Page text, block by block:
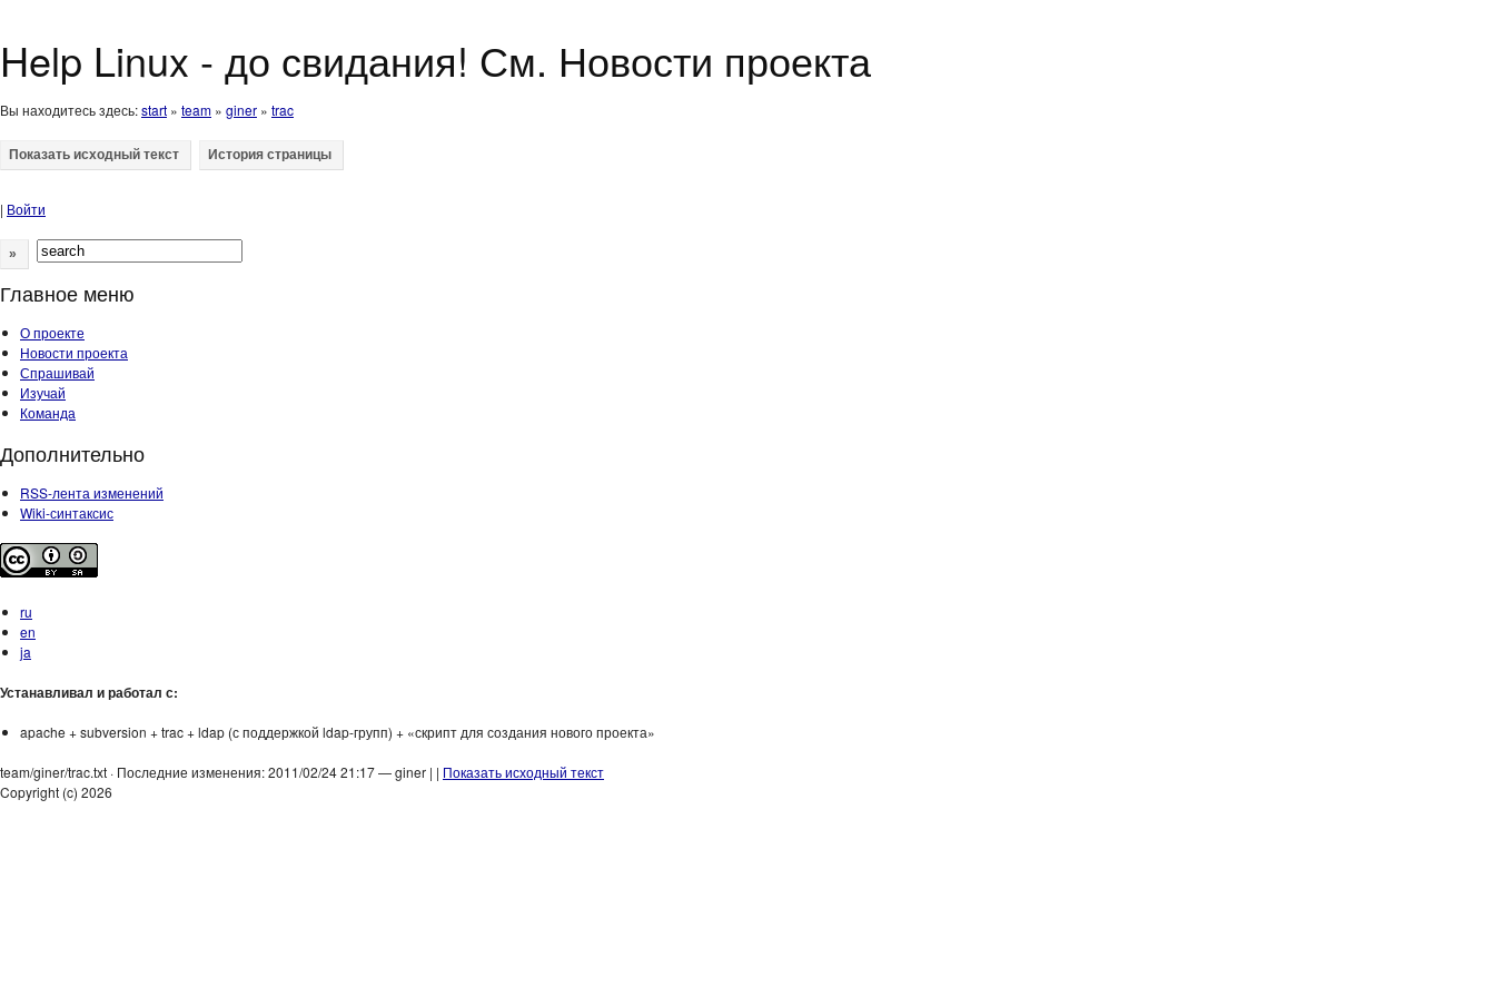
Help Linux - до свидания! См. Новости проекта
Вы находитесь здесь:start » team » giner » trac
| Войти
»
Главное меню
О проекте
Новости проекта
Спрашивай
Изучай
Команда
Дополнительно
RSS-лента изменений
Wiki-синтаксис
ru
en
ja
Устанавливал и работал с:
apache + subversion + trac + ldap (с поддержкой ldap-групп) + «скрипт для создания нового проекта»
team/giner/trac.txt · Последние изменения: 2011/02/24 21:17 — giner | | Показать исходный текст
Copyright (c) 2026